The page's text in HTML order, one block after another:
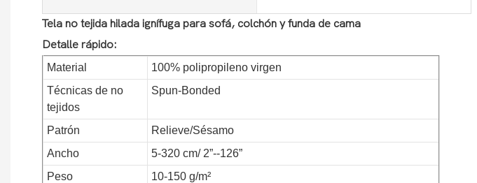
Tela no tejida hilada ignífuga para sofá, colchón y funda de cama
Detalle rápido:
Material
100% polipropileno virgen
Técnicas de no
tejidos
Spun-Bonded
Patrón
Relieve/Sésamo
Ancho
5-320 cm/ 2”--126”
Peso
10-150 g/m²